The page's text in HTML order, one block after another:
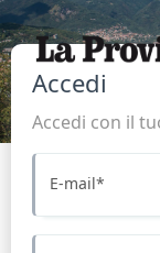
Accedi
Accedi con il
E-mail*